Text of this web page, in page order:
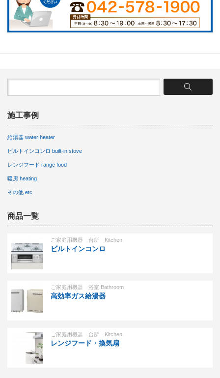
施工事例
給湯器 water heater
ビルトインコンロ built-in stove
レンジフード range food
暖房 heating
その他 etc
商品一覧
ご家庭用機器 台所 Kitchen
ビルトインコンロ
ご家庭用機器 浴室 Bathroom
高効率ガス給湯器
ご家庭用機器 台所 Kitchen
レンジフード・換気扇